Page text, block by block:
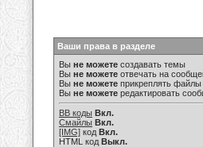
Ваши права в разделе
Вы не можете создавать темы
Вы не можете отвечать на
Вы не можете прикреплять файлы
Вы не можете редактировать
BB коды Вкл.
Смайлы Вкл.
[IMG] код Вкл.
HTML код Выкл.